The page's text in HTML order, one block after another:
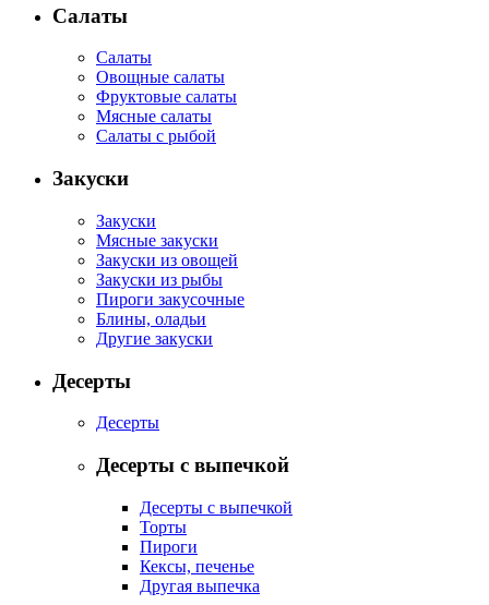
Салаты
Салаты
Овощные салаты
Фруктовые салаты
Мясные салаты
Салаты с рыбой
Закуски
Закуски
Мясные закуски
Закуски из овощей
Закуски из рыбы
Пироги закусочные
Блины, оладьи
Другие закуски
Десерты
Десерты
Десерты с выпечкой
Десерты с выпечкой
Торты
Пироги
Кексы, печенье
Другая выпечка